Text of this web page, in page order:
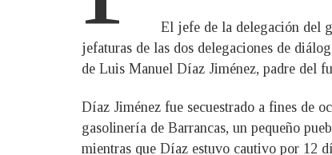
El jefe de la delegación del
jefaturas de las dos delegaciones de
de Luis Manuel Díaz Jiménez, padre del
Díaz Jiménez fue secuestrado a fines de
gasolinería de Barrancas, un pequeño
mientras que Díaz estuvo cautivo por 12